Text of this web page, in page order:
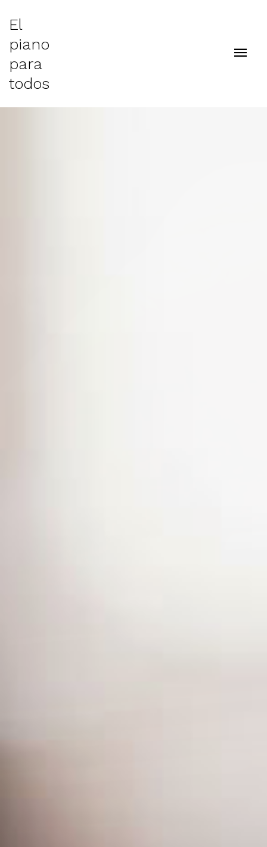
El
piano
para
todos